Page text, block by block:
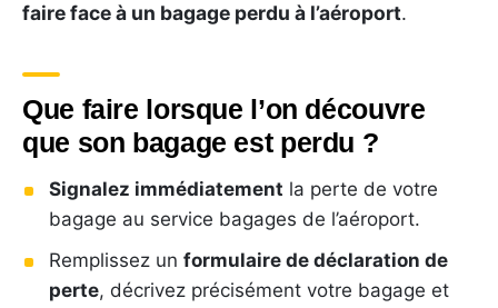
faire face à un bagage perdu à l’aéroport.
Que faire lorsque l’on découvre
que son bagage est perdu ?
Signalez immédiatement la perte de votre
bagage au service bagages de l’aéroport.
Remplissez un formulaire de déclaration de
perte, décrivez précisément votre bagage et